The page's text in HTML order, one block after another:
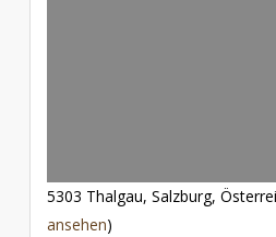
5303 Thalgau, Salzburg,
ansehen)